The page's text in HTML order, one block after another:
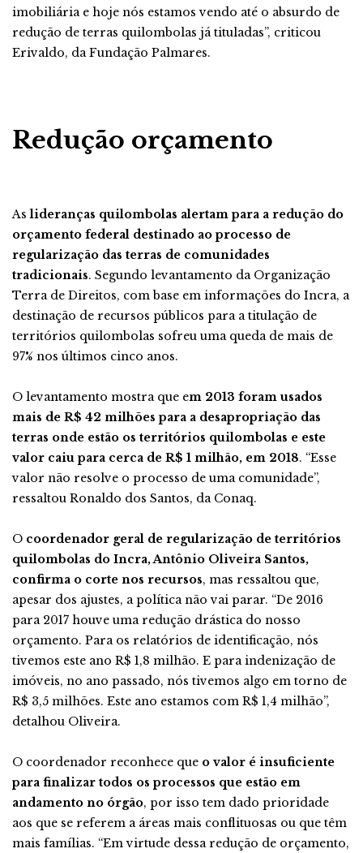
imobiliária e hoje nós estamos vendo até o absurdo de
redução de terras quilombolas já tituladas”, criticou
Erivaldo, da Fundação Palmares.
Redução orçamento
As lideranças quilombolas alertam para a redução do
orçamento federal destinado ao processo de
regularização das terras de comunidades
tradicionais. Segundo levantamento da Organização
Terra de Direitos, com base em informações do Incra, a
destinação de recursos públicos para a titulação de
territórios quilombolas sofreu uma queda de mais de
97% nos últimos cinco anos.
O levantamento mostra que em 2013 foram usados
mais de R$ 42 milhões para a desapropriação das
terras onde estão os territórios quilombolas e este
valor caiu para cerca de R$ 1 milhão, em 2018. “Esse
valor não resolve o processo de uma comunidade”,
ressaltou Ronaldo dos Santos, da Conaq.
O coordenador geral de regularização de territórios
quilombolas do Incra, Antônio Oliveira Santos,
confirma o corte nos recursos, mas ressaltou que,
apesar dos ajustes, a política não vai parar. “De 2016
para 2017 houve uma redução drástica do nosso
orçamento. Para os relatórios de identificação, nós
tivemos este ano R$ 1,8 milhão. E para indenização de
imóveis, no ano passado, nós tivemos algo em torno de
R$ 3,5 milhões. Este ano estamos com R$ 1,4 milhão”,
detalhou Oliveira.
O coordenador reconhece que o valor é insuficiente
para finalizar todos os processos que estão em
andamento no órgão, por isso tem dado prioridade
aos que se referem a áreas mais conflituosas ou que têm
mais famílias. “Em virtude dessa redução de orçamento,